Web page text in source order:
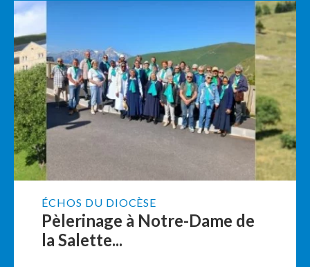
ÉCHOS DU DIOCÈSE
Pèlerinage à Notre-Dame de
la Salette...